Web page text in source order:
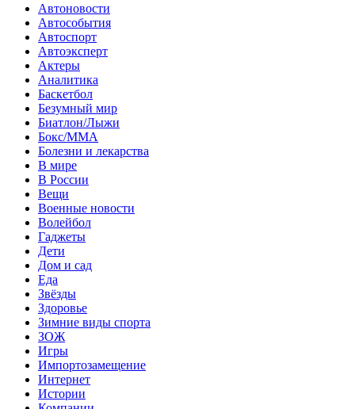
Автоновости
Автособытия
Автоспорт
Автоэксперт
Актеры
Аналитика
Баскетбол
Безумный мир
Биатлон/Лыжи
Бокс/MMA
Болезни и лекарства
В мире
В России
Вещи
Военные новости
Волейбол
Гаджеты
Дети
Дом и сад
Еда
Звёзды
Здоровье
Зимние виды спорта
ЗОЖ
Игры
Импортозамещение
Интернет
Истории